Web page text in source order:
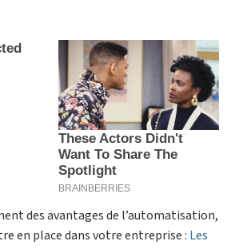
des avantages de l’automatisation,
en place dans votre entreprise : Les